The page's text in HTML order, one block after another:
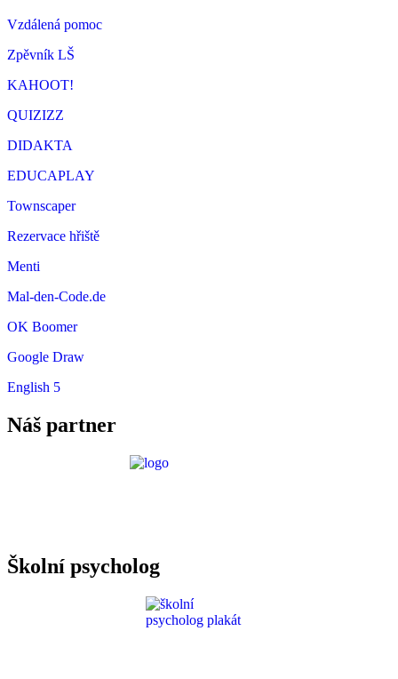
Vzdálená pomoc
Zpěvník LŠ
KAHOOT!
QUIZIZZ
DIDAKTA
EDUCAPLAY
Townscaper
Rezervace hřiště
Menti
Mal-den-Code.de
OK Boomer
Google Draw
English 5
Náš partner
Školní psycholog